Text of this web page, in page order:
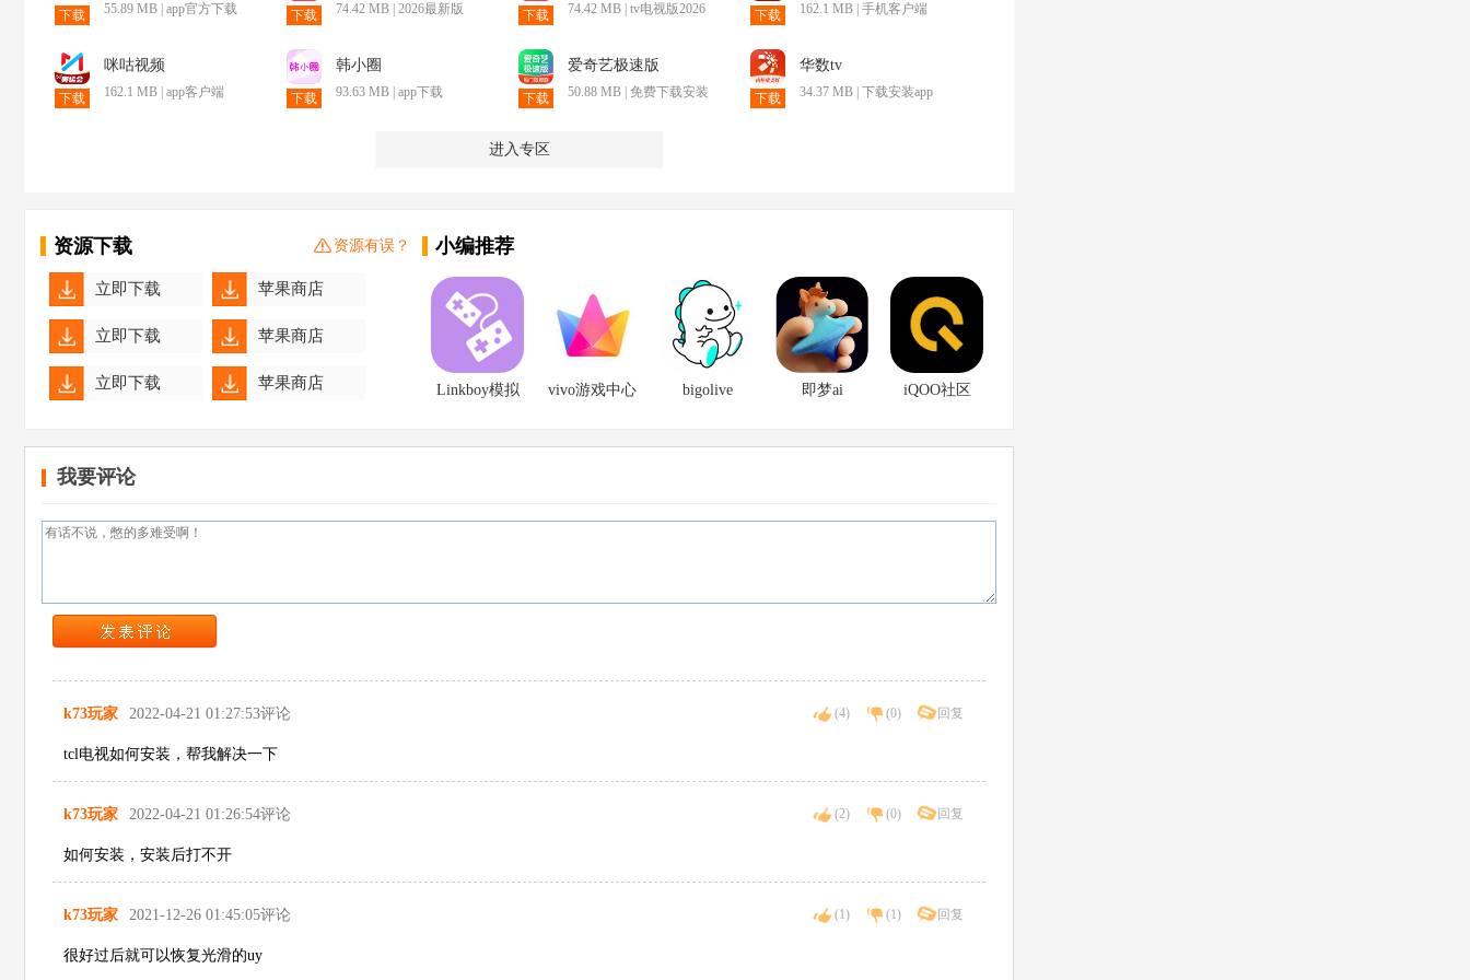
下载 55.89 MB | app官方下载 下载 74.42 MB | 2026最新版 下载 74.42 MB | tv电视版2026 下载 162.1 MB | 手机客户端
下载
咪咕视频
162.1 MB | app客户端 下载
韩小圈
93.63 MB | app下载 下载
爱奇艺极速版
50.88 MB | 免费下载安装 下载
华数tv
34.37 MB | 下载安装app
进入专区
资源下载 资源有误？
立即下载 苹果商店
立即下载 苹果商店
立即下载 苹果商店
立即下载
立即下载 苹果商店
立即下载
小编推荐
Linkboy模拟
vivo游戏中心 bigolive 即梦ai iQOO社区
我要评论
k73玩家 2022-04-21 01:27:53评论 (4) (0) 回复
tcl电视如何安装，帮我解决一下
k73玩家 2022-04-21 01:26:54评论 (2) (0) 回复
如何安装，安装后打不开
k73玩家 2021-12-26 01:45:05评论 (1) (1) 回复
很好过后就可以恢复光滑的uy